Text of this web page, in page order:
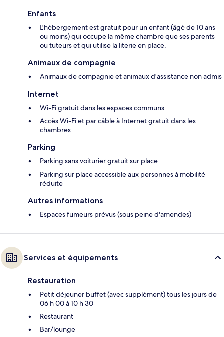
Enfants
L'hébergement est gratuit pour un enfant (âgé de 10 ans
ou moins) qui occupe la même chambre que ses parents
ou tuteurs et qui utilise la literie en place.
Animaux de compagnie
Animaux de compagnie et animaux d'assistance non admis
Internet
Wi-Fi gratuit dans les espaces communs
Accès Wi-Fi et par câble à Internet gratuit dans les
chambres
Parking
Parking sans voiturier gratuit sur place
Parking sur place accessible aux personnes à mobilité
réduite
Autres informations
Espaces fumeurs prévus (sous peine d'amendes)
Services et équipements
Restauration
Petit déjeuner buffet (avec supplément) tous les jours de
06 h 00 à 10 h 30
Restaurant
Bar/lounge